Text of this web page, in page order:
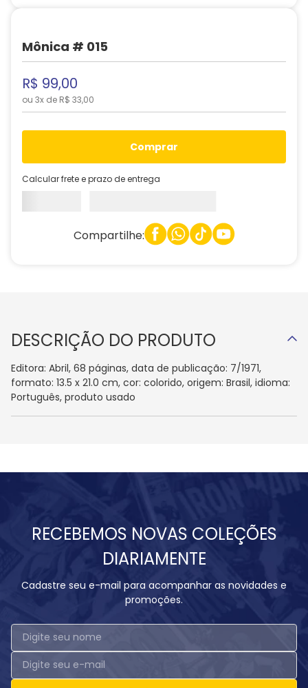
Mônica # 015
R$ 99,00
ou 3x de R$ 33,00
comprar
Calcular frete e prazo de entrega
Compartilhe:
DESCRIÇÃO DO PRODUTO
Editora: Abril, 68 páginas, data de publicação: 7/1971,
formato: 13.5 x 21.0 cm, cor: colorido, origem: Brasil, idioma:
Português, produto usado
RECEBEMOS NOVAS COLEÇÕES
DIARIAMENTE
Cadastre seu e-mail para acompanhar as novidades e
promoções.